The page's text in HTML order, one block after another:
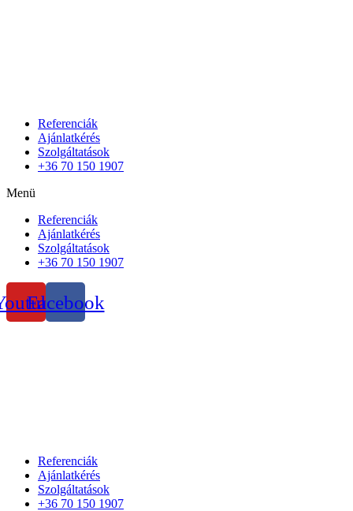
Referenciák
Ajánlatkérés
Szolgáltatások
+36 70 150 1907
Menü
Referenciák
Ajánlatkérés
Szolgáltatások
+36 70 150 1907
Facebook
Referenciák
Ajánlatkérés
Szolgáltatások
+36 70 150 1907